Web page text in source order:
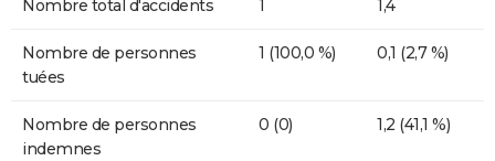
Nombre total d'accidents 1 1,4
Nombre de personnes
tuées
1 (100,0 %) 0,1 (2,7 %)
Nombre de personnes
indemnes
0 (0) 1,2 (41,1 %)